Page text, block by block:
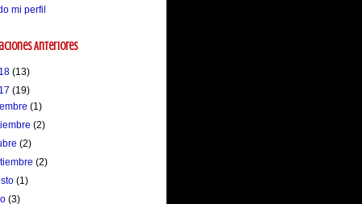
mi perfil
Anteriores
(13)
(19)
(1)
(2)
(2)
(2)
(1)
(3)